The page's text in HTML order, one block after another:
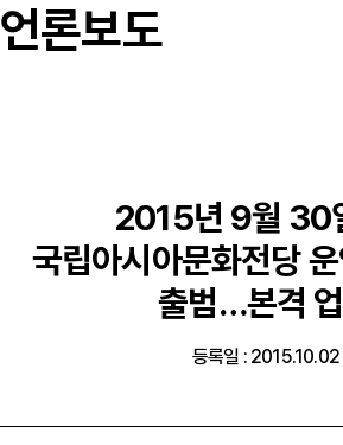
언론보도
2015년 9월 30
국립아시아문화전당
출범…본격
등록일 : 2015.10.02